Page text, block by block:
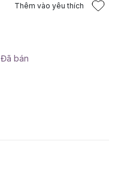
Thêm vào yêu thích
Đã bán